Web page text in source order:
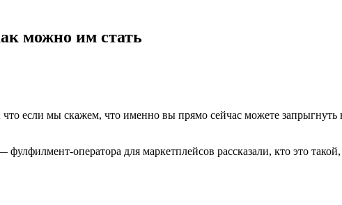
можно им стать
если мы скажем, что именно вы прямо сейчас можете
оператора для маркетплейсов рассказали, кто это